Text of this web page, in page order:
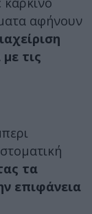
αφήνουν
τις
τα
επιφάνεια